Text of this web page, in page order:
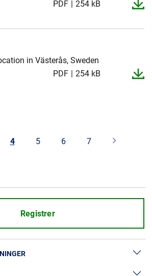
PDF 254 kB
in Västerås, Sweden
PDF 254 kB
4 5 6 7
Registrer